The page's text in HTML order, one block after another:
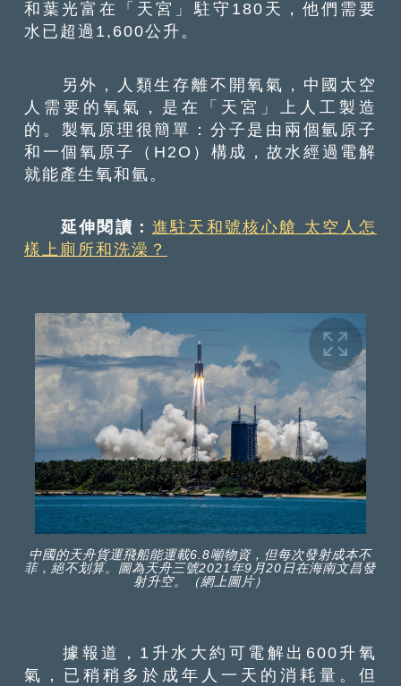
和葉光富在「天宮」駐守180天，他們需要
水已超過1,600公升。
另外，人類生存離不開氧氣，中國太空
人需要的氧氣，是在「天宮」上人工製造
的。製氧原理很簡單：分子是由兩個氫原子
和一個氧原子（H2O）構成，故水經過電解
就能產生氧和氫。
延伸閱讀： 進駐天和號核心艙 太空人怎
樣上廁所和洗澡？
中國的天舟貨運飛船能運載6.8噸物資，但每次發射成本不
菲，絕不划算。圖為天舟三號2021年9月20日在海南文昌發
射升空。（網上圖片）
據報道，1升水大約可電解出600升氧
氣，已稍稍多於成年人一天的消耗量。但